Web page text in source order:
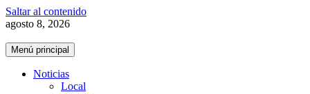
Saltar al contenido
agosto 8, 2026
Menú principal
Noticias
Local